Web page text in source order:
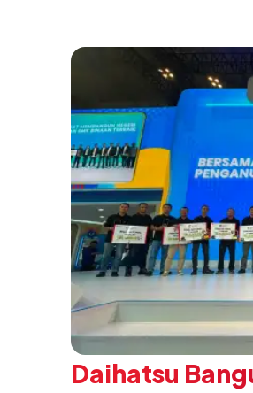
Daihatsu